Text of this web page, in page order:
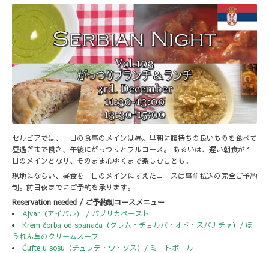
セルビアでは、一日の食事のメインは昼。早朝に腹持ちの良いものを食べて
昼過ぎまで働き、午後にがっつりとフルコース。 あるいは、遅い朝食が１
日のメインとなり、そのまま心ゆくまで楽しむことも。
現地にならい、昼食を一日のメインにすえたコースは事前払込の完全ご予約
制。前日夜までにご予約を承ります。
Reservation needed / ご予約制コースメニュー
Ajvar（アイバル） / パプリカペースト
Krem čorba od spanaća（クレム・チョルバ・オド・スパナチャ）/ ほ
うれん草のクリームスープ
Ćufte u sosu（チュフテ・ウ・ソス）/ ミートボール